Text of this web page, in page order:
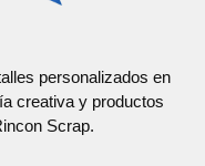
personalizados en
creativa y productos
Scrap.